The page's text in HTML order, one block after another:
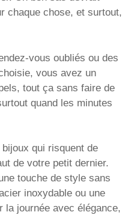
chaque chose, et surtout,
vous oubliés ou des
vous avez un
tout ça sans faire de
quand les minutes
qui risquent de
de votre petit dernier.
touche de style sans
inoxydable ou une
la journée avec élégance,